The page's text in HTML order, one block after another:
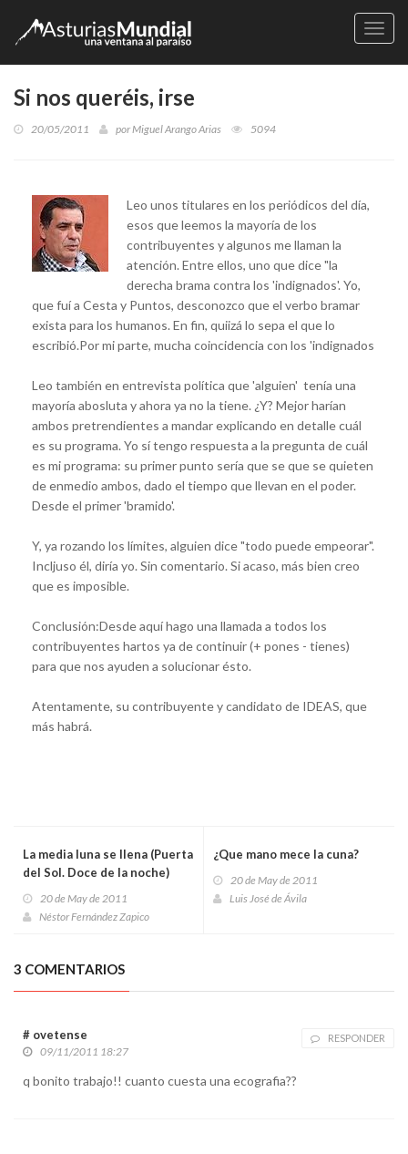
Si nos queréis, irse
20/05/2011 porMiguel Arango Arias 5094
Leo unos titulares en los periódicos del día,
esos que leemos la mayoría de los
contribuyentes y algunos me llaman la
atención. Entre ellos, uno que dice "la
derecha brama contra los 'indignados'. Yo,
que fuí a Cesta y Puntos, desconozco que el verbo bramar
exista para los humanos. En fin, quiizá lo sepa el que lo
escribió.Por mi parte, mucha coincidencia con los 'indignados
Leo también en entrevista política que 'alguien' tenía una
mayoría abosluta y ahora ya no la tiene. ¿Y? Mejor harían
ambos pretrendientes a mandar explicando en detalle cuál
es su programa. Yo sí tengo respuesta a la pregunta de cuál
es mi programa: su primer punto sería que se que se quieten
de enmedio ambos, dado el tiempo que llevan en el poder.
Desde el primer 'bramido'.
Y, ya rozando los límites, alguien dice "todo puede empeorar".
Incljuso él, diría yo. Sin comentario. Si acaso, más bien creo
que es imposible.
Conclusión:Desde aquí hago una llamada a todos los
contribuyentes hartos ya de continuir (+ pones - tienes)
para que nos ayuden a solucionar ésto.
Atentamente, su contribuyente y candidato de IDEAS, que
más habrá.
La media luna se llena (Puerta
del Sol. Doce de la noche)
20 de May de 2011
Néstor Fernández Zapico
¿Que mano mece la cuna?
20 de May de 2011
Luis José de Ávila
3 COMENTARIOS
# ovetense RESPONDER
09/11/2011 18:27
q bonito trabajo!! cuanto cuesta una ecografia??